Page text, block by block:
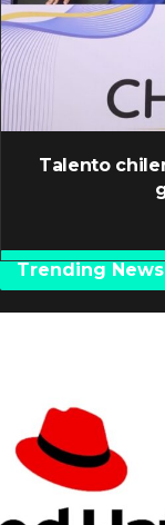
Talento
Trending News